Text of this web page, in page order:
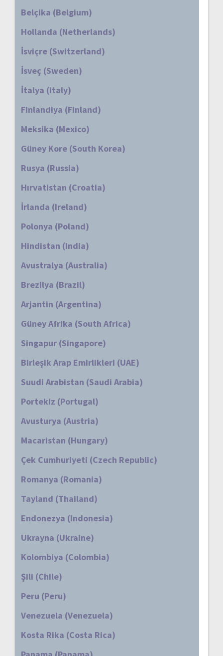
Belçika (Belgium)
Hollanda (Netherlands)
İsviçre (Switzerland)
İsveç (Sweden)
İtalya (Italy)
Finlandiya (Finland)
Meksika (Mexico)
Güney Kore (South Korea)
Rusya (Russia)
Hırvatistan (Croatia)
İrlanda (Ireland)
Polonya (Poland)
Hindistan (India)
Avustralya (Australia)
Brezilya (Brazil)
Arjantin (Argentina)
Güney Afrika (South Africa)
Singapur (Singapore)
Birleşik Arap Emirlikleri (UAE)
Suudi Arabistan (Saudi Arabia)
Portekiz (Portugal)
Avusturya (Austria)
Macaristan (Hungary)
Çek Cumhuriyeti (Czech Republic)
Romanya (Romania)
Tayland (Thailand)
Endonezya (Indonesia)
Ukrayna (Ukraine)
Kolombiya (Colombia)
Şili (Chile)
Peru (Peru)
Venezuela (Venezuela)
Kosta Rika (Costa Rica)